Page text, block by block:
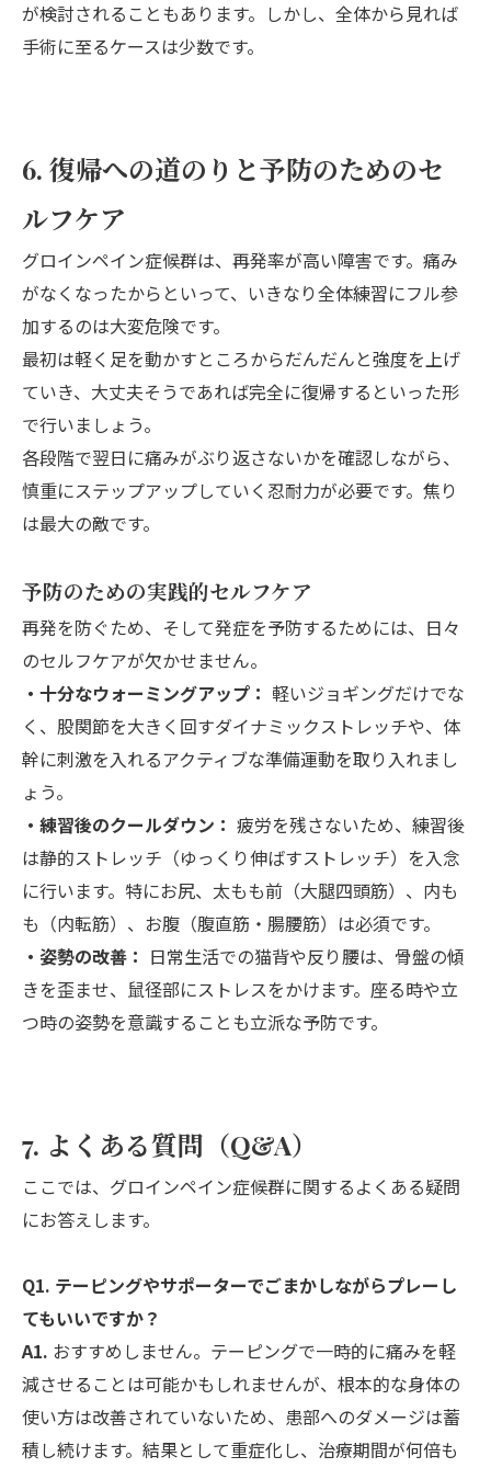
が検討されることもあります。しかし、全体から見れば
手術に至るケースは少数です。
6. 復帰への道のりと予防のためのセ
ルフケア
グロインペイン症候群は、再発率が高い障害です。痛み
がなくなったからといって、いきなり全体練習にフル参
加するのは大変危険です。
最初は軽く足を動かすところからだんだんと強度を上げ
ていき、大丈夫そうであれば完全に復帰するといった形
で行いましょう。
各段階で翌日に痛みがぶり返さないかを確認しながら、
慎重にステップアップしていく忍耐力が必要です。焦り
は最大の敵です。
予防のための実践的セルフケア
再発を防ぐため、そして発症を予防するためには、日々
のセルフケアが欠かせません。
・十分なウォーミングアップ： 軽いジョギングだけでな
く、股関節を大きく回すダイナミックストレッチや、体
幹に刺激を入れるアクティブな準備運動を取り入れまし
ょう。
・練習後のクールダウン： 疲労を残さないため、練習後
は静的ストレッチ（ゆっくり伸ばすストレッチ）を入念
に行います。特にお尻、太もも前（大腿四頭筋）、内も
も（内転筋）、お腹（腹直筋・腸腰筋）は必須です。
・姿勢の改善： 日常生活での猫背や反り腰は、骨盤の傾
きを歪ませ、鼠径部にストレスをかけます。座る時や立
つ時の姿勢を意識することも立派な予防です。
7. よくある質問（Q&A）
ここでは、グロインペイン症候群に関するよくある疑問
にお答えします。
Q1. テーピングやサポーターでごまかしながらプレーし
てもいいですか？
A1. おすすめしません。テーピングで一時的に痛みを軽
減させることは可能かもしれませんが、根本的な身体の
使い方は改善されていないため、患部へのダメージは蓄
積し続けます。結果として重症化し、治療期間が何倍も